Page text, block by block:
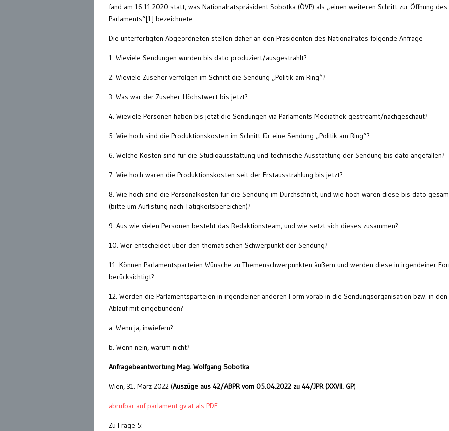
fand am 16.11.2020 statt, was Nationalratspräsident Sobotka (ÖVP) als „einen weiteren Schritt zur Öffnung des
Parlaments“[1] bezeichnete.
Die unterfertigten Abgeordneten stellen daher an den Präsidenten des Nationalrates folgende Anfrage
1. Wieviele Sendungen wurden bis dato produziert/ausgestrahlt?
2. Wieviele Zuseher verfolgen im Schnitt die Sendung „Politik am Ring“?
3. Was war der Zuseher-Höchstwert bis jetzt?
4. Wieviele Personen haben bis jetzt die Sendungen via Parlaments Mediathek gestreamt/nachgeschaut?
5. Wie hoch sind die Produktionskosten im Schnitt für eine Sendung „Politik am Ring“?
6. Welche Kosten sind für die Studioausstattung und technische Ausstattung der Sendung bis dato angefallen?
7. Wie hoch waren die Produktionskosten seit der Erstausstrahlung bis jetzt?
8. Wie hoch sind die Personalkosten für die Sendung im Durchschnitt, und wie hoch waren diese bis dato
(bitte um Auflistung nach Tätigkeitsbereichen)?
9. Aus wie vielen Personen besteht das Redaktionsteam, und wie setzt sich dieses zusammen?
10. Wer entscheidet über den thematischen Schwerpunkt der Sendung?
11. Können Parlamentsparteien Wünsche zu Themenschwerpunkten äußern und werden diese in irgendeiner
berücksichtigt?
12. Werden die Parlamentsparteien in irgendeiner anderen Form vorab in die Sendungsorganisation bzw. in den
Ablauf mit eingebunden?
a. Wenn ja, inwiefern?
b. Wenn nein, warum nicht?
Anfragebeantwortung Mag. Wolfgang Sobotka
Wien, 31. März 2022 (Auszüge aus 42/ABPR vom 05.04.2022 zu 44/JPR (XXVII. GP)
abrufbar auf parlament.gv.at als PDF
Zu Frage 5: